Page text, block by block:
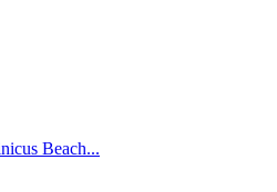
Beach...